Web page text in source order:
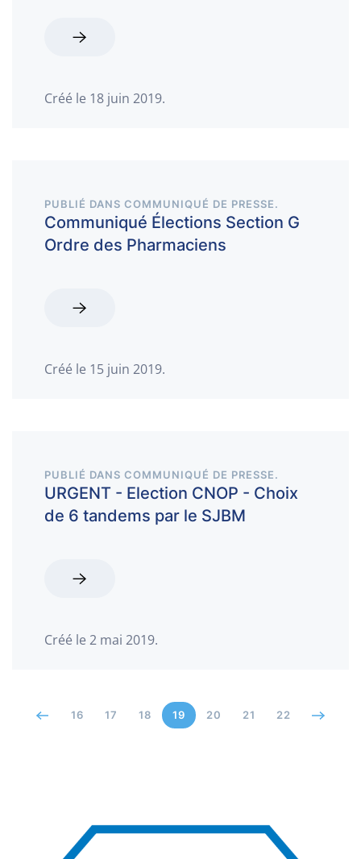
Créé le 18 juin 2019.
PUBLIÉ DANS COMMUNIQUÉ DE PRESSE.
Communiqué Élections Section G
Ordre des Pharmaciens
Créé le 15 juin 2019.
PUBLIÉ DANS COMMUNIQUÉ DE PRESSE.
URGENT - Election CNOP - Choix
de 6 tandems par le SJBM
Créé le 2 mai 2019.
16 17 18 19 20 21 22